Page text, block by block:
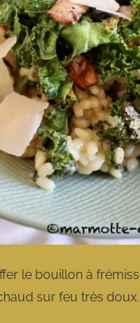
le bouillon à
sur feu très doux.